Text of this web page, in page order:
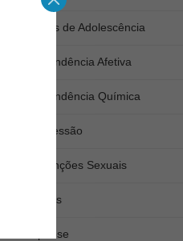
Crises de Adolescência
Dependência Afetiva
Dependência Química
Depressão
Disfunções Sexuais
Fobias
Hipnose